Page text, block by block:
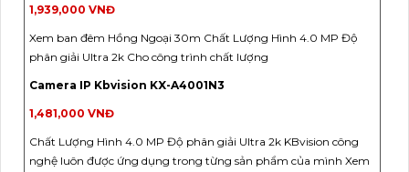
1,939,000 VNĐ
Xem ban đêm Hồng Ngoại 30m Chất Lượng Hình 4.0 MP Độ
phân giải Ultra 2k Cho công trình chất lượng
Camera IP Kbvision KX-A4001N3
1,481,000 VNĐ
Chất Lượng Hình 4.0 MP Độ phân giải Ultra 2k KBvision công
nghệ luôn được ứng dụng trong từng sản phẩm của mình Xem